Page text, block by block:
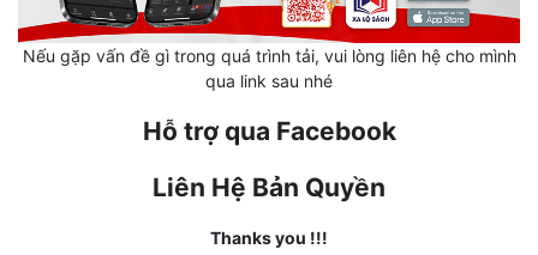
Ngôn Tình
Nếu gặp vấn đề gì trong quá trình tải, vui lòng liên hệ cho mình
qua link sau nhé
Hỗ trợ qua Facebook
Liên Hệ Bản Quyền
Thanks you !!!